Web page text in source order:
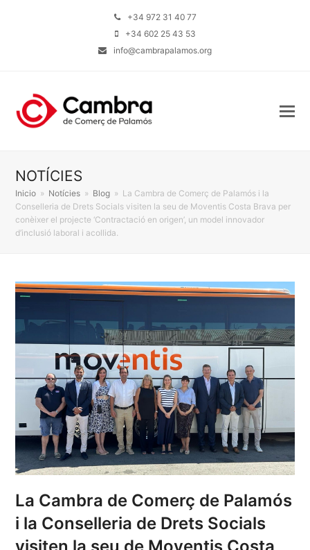
+34 972 31 40 77
+34 602 25 43 53
info@cambrapalamos.org
NOTÍCIES
Inicio » Notícies » Blog » La Cambra de Comerç de Palamós i la
Conselleria de Drets Socials visiten la seu de Moventis Costa Brava per
conèixer el projecte ‘Contractació en origen’, un model innovador
d’inclusió laboral i acollida.
La Cambra de Comerç de Palamós
i la Conselleria de Drets Socials